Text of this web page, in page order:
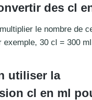
des cl
le nombre de
exemple, 30 cl = 300
utiliser la
cl en ml